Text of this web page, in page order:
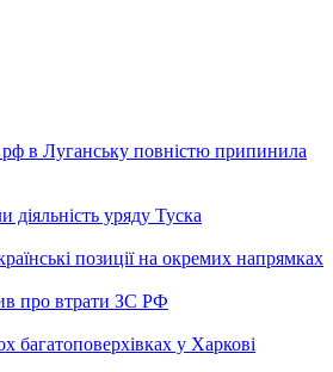
рф в Луганську повністю припинила
діяльність уряду Туска
позиції на окремих напрямках
про втрати ЗС РФ
багатоповерхівках у Харкові